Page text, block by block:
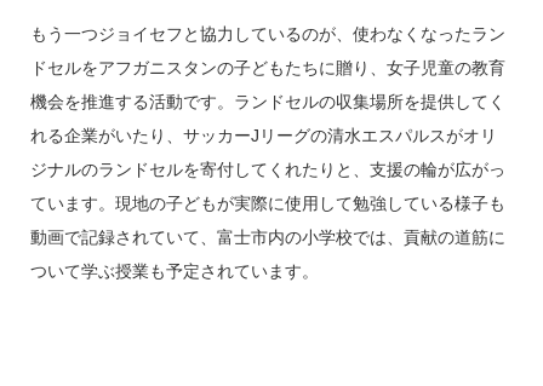
もう一つジョイセフと協力しているのが、使わなくなったラン
ドセルをアフガニスタンの子どもたちに贈り、女子児童の教育
機会を推進する活動です。ランドセルの収集場所を提供してく
れる企業がいたり、サッカーJリーグの清水エスパルスがオリ
ジナルのランドセルを寄付してくれたりと、支援の輪が広がっ
ています。現地の子どもが実際に使用して勉強している様子も
動画で記録されていて、富士市内の小学校では、貢献の道筋に
ついて学ぶ授業も予定されています。